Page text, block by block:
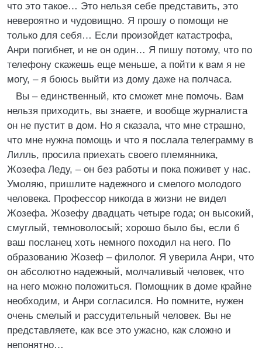
что это такое… Это нельзя себе представить, это
невероятно и чудовищно. Я прошу о помощи не
только для себя… Если произойдет катастрофа,
Анри погибнет, и не он один… Я пишу потому, что по
телефону скажешь еще меньше, а пойти к вам я не
могу, – я боюсь выйти из дому даже на полчаса.
Вы – единственный, кто сможет мне помочь. Вам
нельзя приходить, вы знаете, и вообще журналиста
он не пустит в дом. Но я сказала, что мне страшно,
что мне нужна помощь и что я послала телеграмму в
Лилль, просила приехать своего племянника,
Жозефа Леду, – он без работы и пока поживет у нас.
Умоляю, пришлите надежного и смелого молодого
человека. Профессор никогда в жизни не видел
Жозефа. Жозефу двадцать четыре года; он высокий,
смуглый, темноволосый; хорошо было бы, если б
ваш посланец хоть немного походил на него. По
образованию Жозеф – филолог. Я уверила Анри, что
он абсолютно надежный, молчаливый человек, что
на него можно положиться. Помощник в доме крайне
необходим, и Анри согласился. Но помните, нужен
очень смелый и рассудительный человек. Вы не
представляете, как все это ужасно, как сложно и
непонятно…